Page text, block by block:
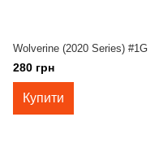
Wolverine (2020 Series) #1G
280 грн
Купити